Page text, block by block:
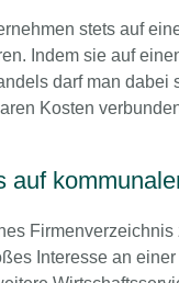
stets auf
Indem sie auf
darf man
Kosten
auf
Interesse an